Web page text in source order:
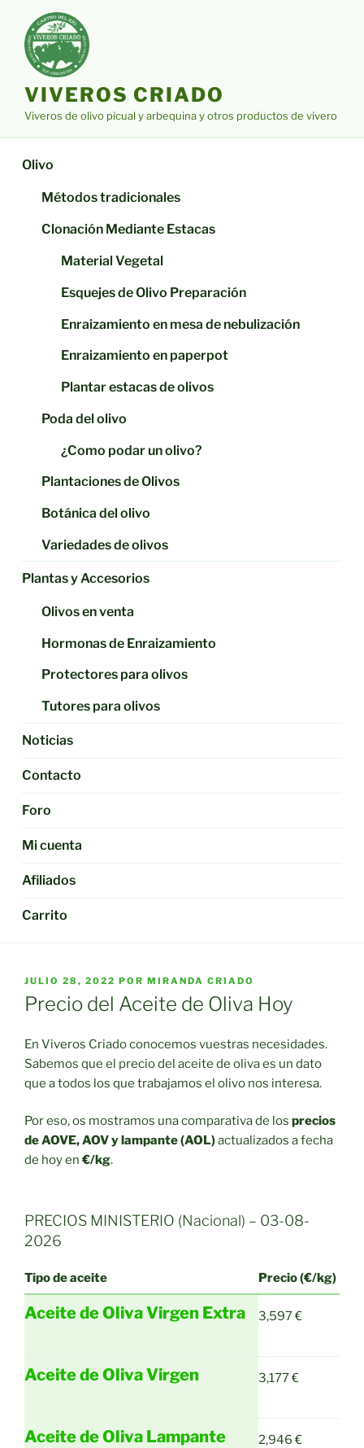
contenido
VIVEROS CRIADO
Viveros de olivo picual y arbequina y otros productos de vivero
Olivo
Métodos tradicionales
Clonación Mediante Estacas
Material Vegetal
Esquejes de Olivo Preparación
Enraizamiento en mesa de nebulización
Enraizamiento en paperpot
Plantar estacas de olivos
Poda del olivo
¿Como podar un olivo?
Plantaciones de Olivos
Botánica del olivo
Variedades de olivos
Plantas y Accesorios
Olivos en venta
Hormonas de Enraizamiento
Protectores para olivos
Tutores para olivos
Noticias
Contacto
Foro
Mi cuenta
Afiliados
Carrito
PUBLICADO
EL
JULIO 28, 2022 POR MIRANDA CRIADO
Precio del Aceite de Oliva Hoy
En Viveros Criado conocemos vuestras necesidades.
Sabemos que el precio del aceite de oliva es un dato
que a todos los que trabajamos el olivo nos interesa.
Por eso, os mostramos una comparativa de los precios
de AOVE, AOV y lampante (AOL)actualizados a fecha
de hoy en €/kg.
PRECIOS MINISTERIO (Nacional) – 03-08-
2026
Tipo de aceite Precio (€/kg)
Aceite de Oliva Virgen Extra 3,597 €
Aceite de Oliva Virgen 3,177 €
Aceite de Oliva Lampante 2,946 €